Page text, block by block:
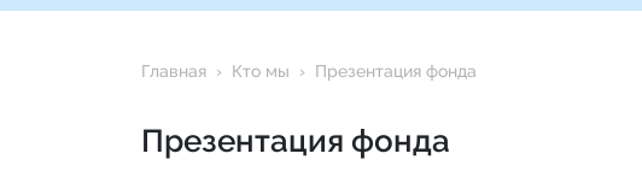
Главная Кто мы Презентация фонда
Презентация фонда